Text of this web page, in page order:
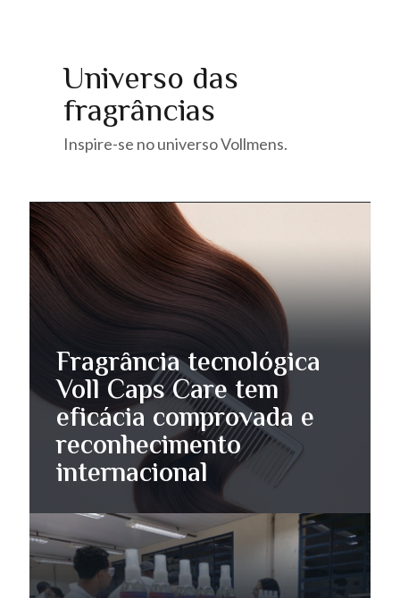
Universo das
fragrâncias
Inspire-se no universo Vollmens.
Fragrância tecnológica
Voll Caps Care tem
eficácia comprovada e
reconhecimento
internacional